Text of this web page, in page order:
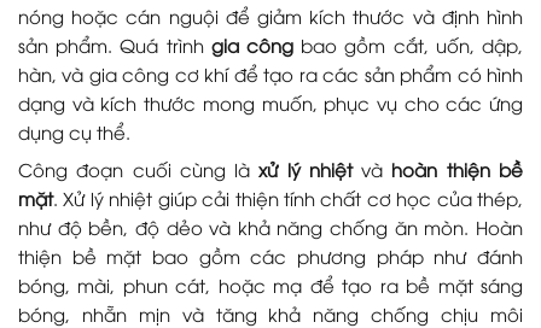
nóng hoặc cán nguội để giảm kích thước và định hình
sản phẩm. Quá trình gia công bao gồm cắt, uốn, dập,
hàn, và gia công cơ khí để tạo ra các sản phẩm có hình
dạng và kích thước mong muốn, phục vụ cho các ứng
dụng cụ thể.
Công đoạn cuối cùng làxử lý nhiệtvà hoàn thiện bề
mặt. Xử lý nhiệt giúp cải thiện tính chất cơ học của thép,
như độ bền, độ dẻo và khả năng chống ăn mòn. Hoàn
thiện bề mặt bao gồm các phương pháp như đánh
bóng, mài, phun cát, hoặc mạ để tạo ra bề mặt sáng
bóng, nhẵn mịn và tăng khả năng chống chịu môi